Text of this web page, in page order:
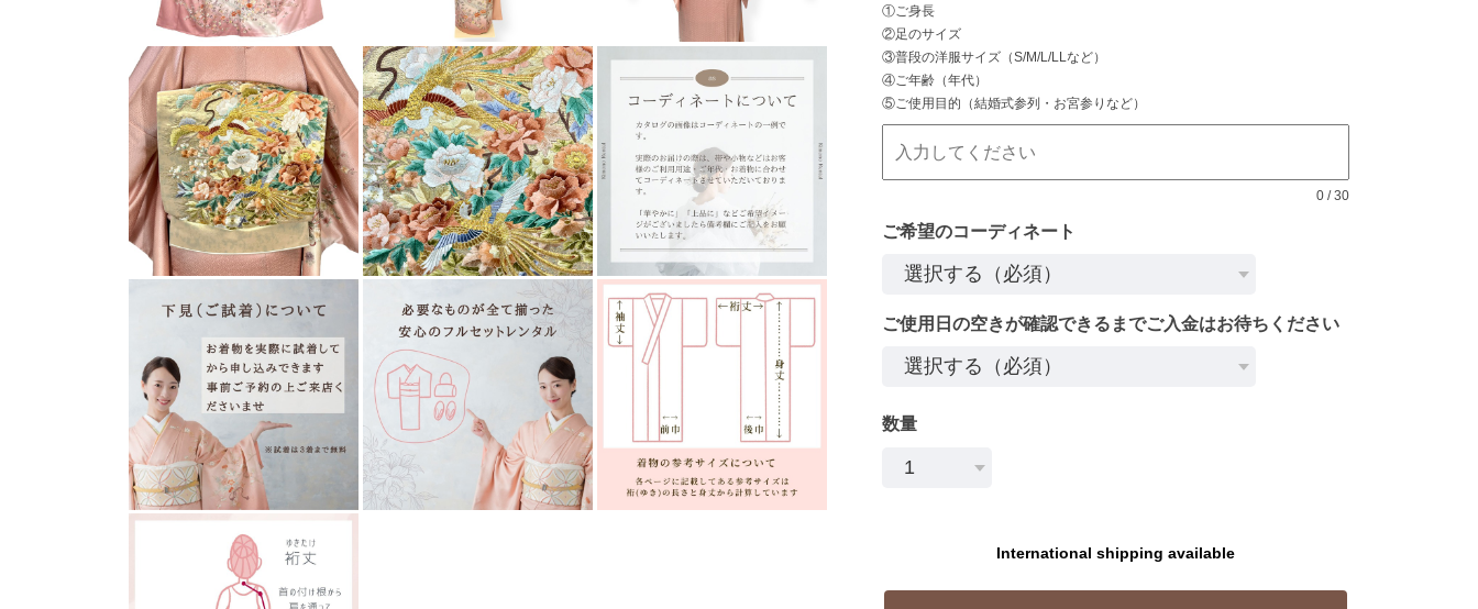
①ご身長
②足のサイズ
③普段の洋服サイズ（S/M/L/LLなど）
④ご年齢（年代）
⑤ご使用目的（結婚式参列・お宮参りなど）
0 /30
ご希望のコーディネート
ご使用日の空きが確認できるまでご入金はお待ちください
数量
International shipping available